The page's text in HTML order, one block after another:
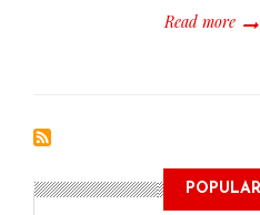
Read more
का